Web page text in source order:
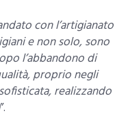
con l’artigianato
e non solo, sono
l’abbandono di
proprio negli
realizzando
”.